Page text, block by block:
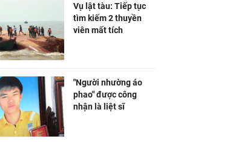
Vụ lật tàu: Tiếp tục
tìm kiếm 2 thuyền
viên mất tích
"Người nhường áo
phao" được công
nhận là liệt sĩ